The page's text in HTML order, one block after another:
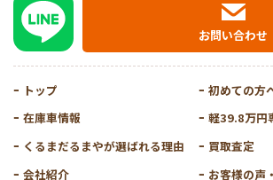
お問い合わせ
トップ
初めての方
在庫車情報
軽39.8万円
くるまだるまやが選ばれる理由
買取査定
会社紹介
お客様の声